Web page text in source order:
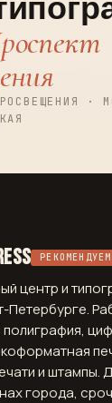
·
РЕКОМЕНДУЕМ
центр и
Петербурге.
и штампы.
города,